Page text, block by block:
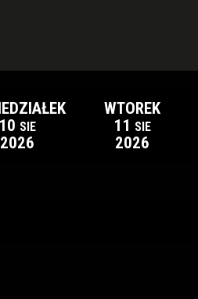
10 SIE
2026
WTOREK
11 SIE
2026